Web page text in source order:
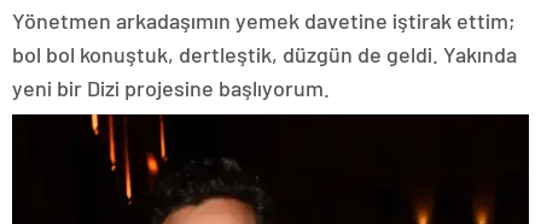
Yönetmen arkadaşımın yemek davetine iştirak ettim;
bol bol konuştuk, dertleştik, düzgün de geldi. Yakında
yeni bir Dizi projesine başlıyorum.